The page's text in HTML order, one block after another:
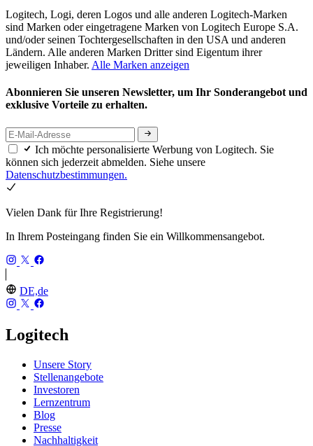
Logitech, Logi, deren Logos und alle anderen Logitech-Marken
sind Marken oder eingetragene Marken von Logitech Europe S.A.
und/oder seinen Tochtergesellschaften in den USA und anderen
Ländern. Alle anderen Marken Dritter sind Eigentum ihrer
jeweiligen Inhaber. Alle Marken anzeigen
Abonnieren Sie unseren Newsletter, um Ihr Sonderangebot und
exklusive Vorteile zu erhalten.
Ich möchte personalisierte Werbung von Logitech. Sie
können sich jederzeit abmelden. Siehe unsere
Datenschutzbestimmungen.
Vielen Dank für Ihre Registrierung!
In Ihrem Posteingang finden Sie ein Willkommensangebot.
DE,de
Logitech
Unsere Story
Stellenangebote
Investoren
Lernzentrum
Blog
Presse
Nachhaltigkeit